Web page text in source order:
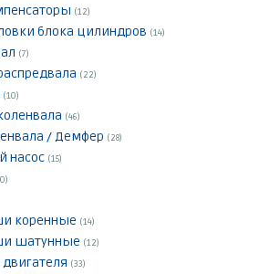
(12)
блока цилиндров (14)
(7)
(22)
(10)
(46)
/ Демфер (28)
насос (15)
коренные (14)
шатунные (12)
(33)